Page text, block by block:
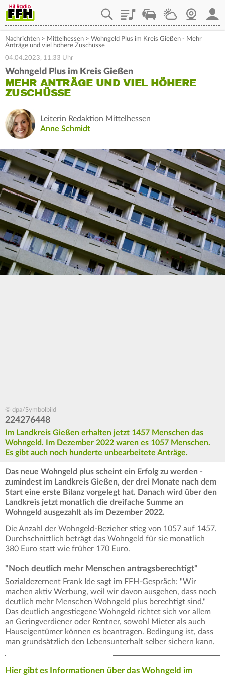
PlaylistStaupilotWetterWebcam
Nachrichten > Mittelhessen > Wohngeld Plus im Kreis Gießen - Mehr
Anträge und viel höhere Zuschüsse
04.04.2023, 11:33 Uhr
Wohngeld Plus im Kreis Gießen
MEHR ANTRÄGE UND VIEL HÖHERE
ZUSCHÜSSE
Leiterin Redaktion Mittelhessen
Anne Schmidt
© dpa/Symbolbild
224276448
Im Landkreis Gießen erhalten jetzt 1457 Menschen das
Wohngeld. Im Dezember 2022 waren es 1057 Menschen.
Es gibt auch noch hunderte unbearbeitete Anträge.
Das neue Wohngeld plus scheint ein Erfolg zu werden -
zumindest im Landkreis Gießen, der drei Monate nach dem
Start eine erste Bilanz vorgelegt hat. Danach wird über den
Landkreis jetzt monatlich die dreifache Summe an
Wohngeld ausgezahlt als im Dezember 2022.
Die Anzahl der Wohngeld-Bezieher stieg von 1057 auf 1457.
Durchschnittlich beträgt das Wohngeld für sie monatlich
380 Euro statt wie früher 170 Euro.
"Noch deutlich mehr Menschen antragsberechtigt"
Sozialdezernent Frank Ide sagt im FFH-Gespräch: "Wir
machen aktiv Werbung, weil wir davon ausgehen, dass noch
deutlich mehr Menschen Wohngeld plus berechtigt sind."
Das deutlich angestiegene Wohngeld richtet sich vor allem
an Geringverdiener oder Rentner, sowohl Mieter als auch
Hauseigentümer können es beantragen. Bedingung ist, dass
man grundsätzlich den Lebensunterhalt selber sichern kann.
Hier gibt es Informationen über das Wohngeld im